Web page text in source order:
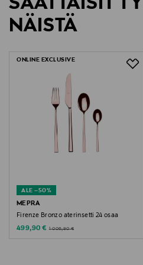
1217399
eikä sinun tarvitse ilmoittaa
LUE TARKEMMAT
NÄISTÄ
ALE –50%
ONLINE EXCLUSIVE
MEPRA
Firenze Bronzo aterinsetti 24 osaa
Discounted Price
499,90 € Original Price
1 006,90 €